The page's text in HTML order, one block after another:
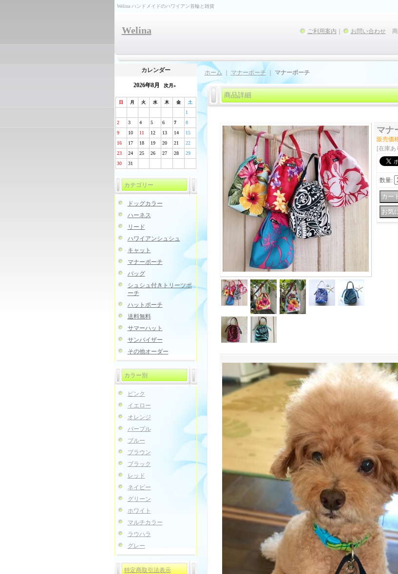
Welina ハンドメイドのハワイアン首輪と雑貨
Welina ご利用案内 お問い合わせ
カレンダー
2026年8月 次月»
日 月 火 水 木 金 土
1
2
3 4 5 6 7
8
9
10 11 12 13 14
15
16
17 18 19 20 21
22
23
24 25 26 27 28
29
30
31
カテゴリー
ドッグカラー
ハーネス
リード
ハワイアンシュシュ
キャット
マナーポーチ
バッグ
シュシュ付きトリーツポ
ーチ
ハットポーチ
送料無料
サマーハット
サンバイザー
その他オーダー
カラー別
ピンク
イエロー
オレンジ
パープル
ブルー
ブラウン
ブラック
レッド
ネイビー
グリーン
ホワイト
マルチカラー
ラウハラ
グレー
特定商取引法表示
ホーム｜ マナーポーチ マナーポーチ
商品詳細
マナ
販売価
[在庫あ
数量: